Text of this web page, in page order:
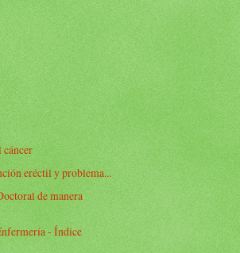
eréctil y problema...
de manera
- Índice